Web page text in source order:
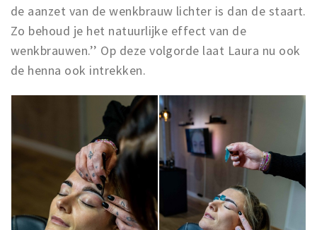
de aanzet van de wenkbrauw lichter is dan de staart.
Zo behoud je het natuurlijke effect van de
wenkbrauwen.’’ Op deze volgorde laat Laura nu ook
de henna ook intrekken.